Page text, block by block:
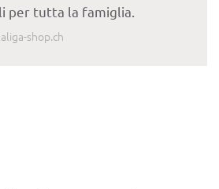
per tutta la famiglia.
shop.ch